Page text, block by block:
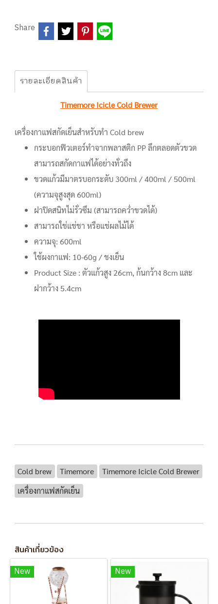
Share
รายละเอียดสินค้า
Timemore Icicle Cold Brewer
เครื่องกาแฟสกัดเย็นสำหรับทำ Cold brew
กระบอกฟิวเตอร์ทำจากพลาสติก PP ลึกตลอดตัวขวด
สามารถสกัดกาแฟได้อย่างทั่วถึง
ขวดแก้วมีมาตรบอกระดับ 300ml / 400ml / 500ml
(ความจุสูงสุด 600ml)
ฝาปิดสนิทไม่รั่วซึม (สามารถคว่ำขวดได้)
สามารถใช่แช่ชา หรือแช่ผลไม้ได้
ความจุ: 600ml
ใช้ผงกาแฟ: 10-60g / ชงเย็น
Product Size : ตัวแก้วสูง 26cm, ก้นกว้าง 8cm และ
ฝากว้าง 5.4cm
Cold brew Timemore
Timemore Icicle Cold Brewer
เครื่องกาแฟสกัดเย็น
สินค้าเกี่ยวข้อง
New New